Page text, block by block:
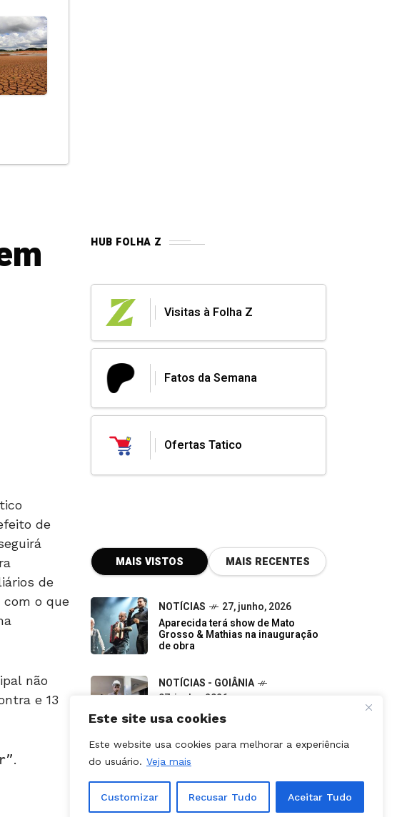
Este site usa cookies
Este website usa cookies para melhorar a experiência
do usuário. Veja mais
Customizar Recusar Tudo Aceitar Tudo
de
de
o que
e 13
HUB FOLHA Z
Visitas à Folha Z
Fatos da Semana
Ofertas Tatico
NOTÍCIAS
Grosso & Mathias na inauguração
de obra
NOTÍCIAS - GOIÂNIA
Do descarte à oportunidade:
pequenos negócios impulsionam a
31, julho, 2026
Aparecida é Show 2026: como
retirar ingressos e programação
completa dos shows